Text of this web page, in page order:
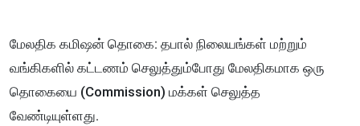
​மேலதிக கமிஷன் தொகை: தபால் நிலையங்கள் மற்றும்
வங்கிகளில் கட்டணம் செலுத்தும்போது மேலதிகமாக ஒரு
தொகையை (Commission) மக்கள் செலுத்த
வேண்டியுள்ளது.